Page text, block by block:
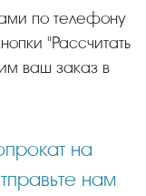
"Рассчитать
ваш заказ в
нам